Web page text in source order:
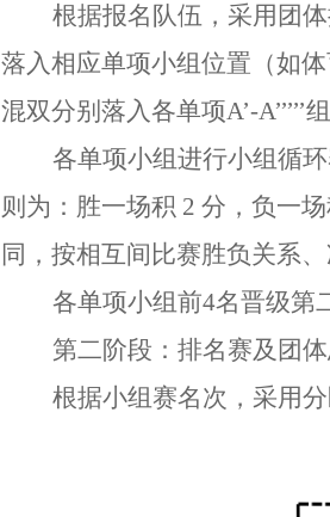
根据报名队伍，采用团
落入相应单项小组位置（如
混双分别落入各单项A’-A’’’’’
各单项小组进行小组循
则为：胜一场积 2 分，负一
同，按相互间比赛胜负关系
各单项小组前4名晋级第
第二阶段：排名赛及团
根据小组赛名次，采用